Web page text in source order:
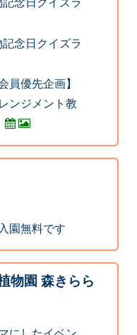
念日クイズラ
念日クイズラ
員優先企画】
ンジメント教
園無料です
物園 森きらら